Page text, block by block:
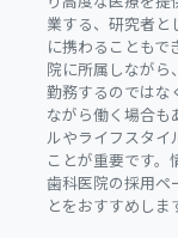
業する、研究者と
に携わることもで
院に所属しながら
勤務するのではな
ながら働く場合も
ルやライフスタイ
ことが重要です
歯科医院の採用ペ
とをおすすめしま